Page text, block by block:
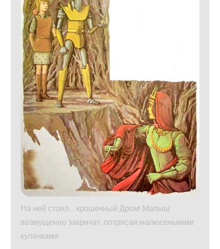
На ней стоял… крошечный Дром! Малыш
возмущенно закричат, потрясая малюсенькими
кулачками: